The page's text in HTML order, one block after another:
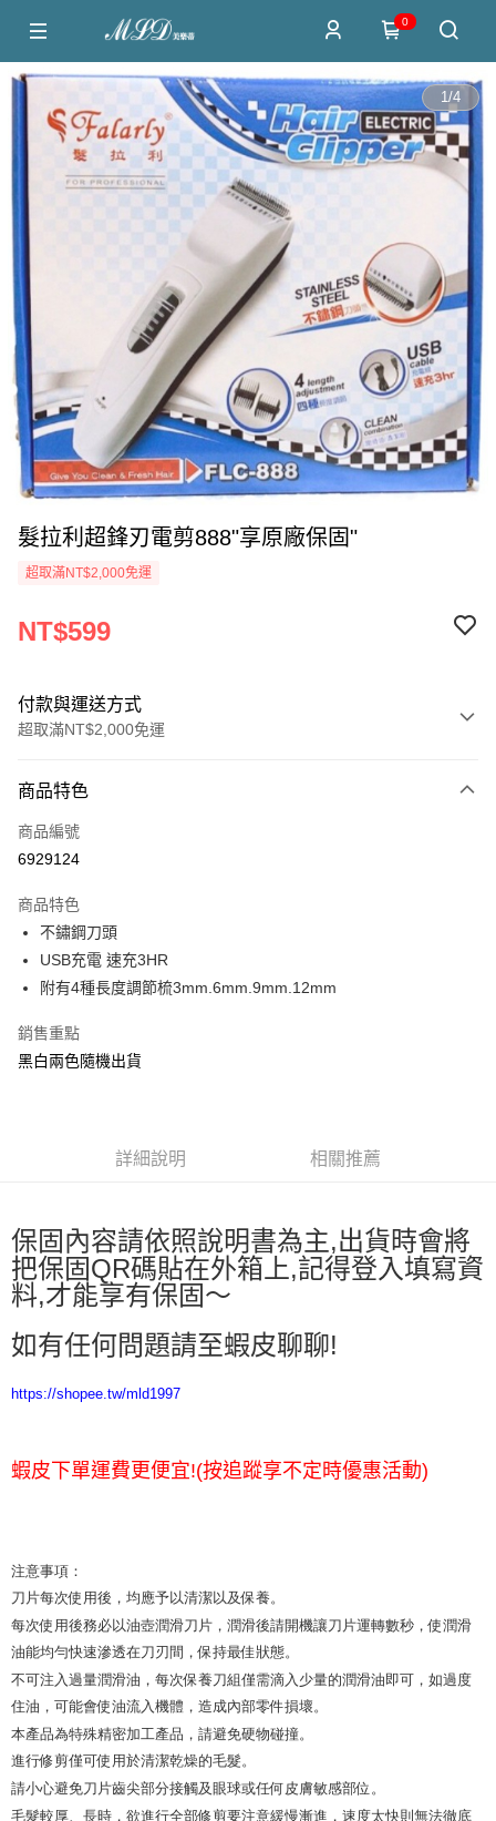
0
1/4
髮拉利超鋒刃電剪888"享原廠保固"
超取滿NT$2,000免運
NT$599
付款與運送方式
超取滿NT$2,000免運
信用卡一次付款
超商取貨付款
悠遊付
ATM付款
運送方式
全家取貨付款
每筆NT$65，滿NT$2,000(含以上)免運費
每筆NT$100，滿NT$2,000(含以上)免運費
商品特色
商品編號
6929124
商品特色
不鏽鋼刀頭
USB充電 速充3HR
附有4種長度調節梳3mm.6mm.9mm.12mm
銷售重點
黑白兩色隨機出貨
詳細說明 相關推薦
保固內容請依照說明書為主,出貨時會將
把保固QR碼貼在外箱上,記得登入填寫資
料,才能享有保固～
如有任何問題請至蝦皮聊聊!
https://shopee.tw/mld1997
蝦皮下單運費更便宜!(按追蹤享不定時優惠活動)
注意事項：
刀片每次使用後，均應予以清潔以及保養。
每次使用後務必以油壺潤滑刀片，潤滑後請開機讓刀片運轉數秒，使潤滑
油能均勻快速滲透在刀刃間，保持最佳狀態。
不可注入過量潤滑油，每次保養刀組僅需滴入少量的潤滑油即可，如過度
住油，可能會使油流入機體，造成內部零件損壞。
本產品為特殊精密加工產品，請避免硬物碰撞。
進行修剪僅可使用於清潔乾燥的毛髮。
請小心避免刀片齒尖部分接觸及眼球或任何皮膚敏感部位。
毛髮較厚、長時，欲進行全部修剪要注意緩慢漸進，速度太快則無法徹底